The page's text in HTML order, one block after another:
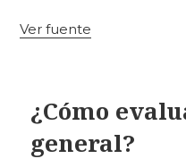
Ver fuente
¿Cómo
general?